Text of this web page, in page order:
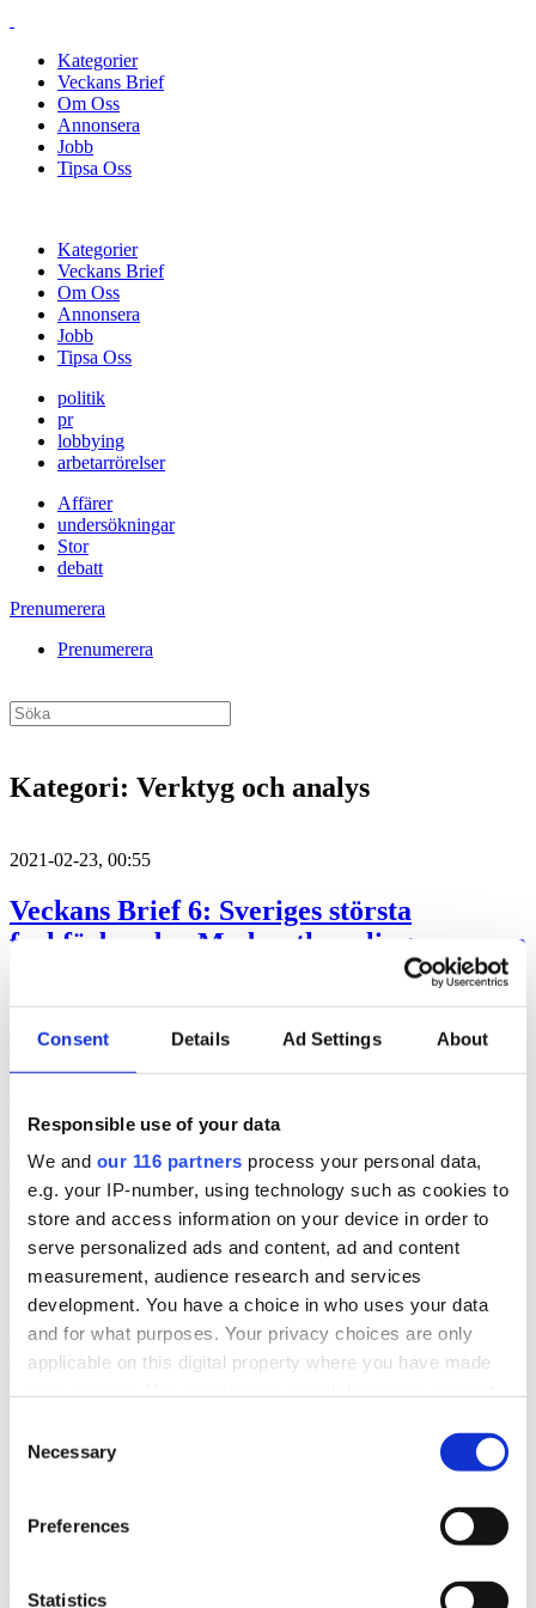
Consent Details Ad Settings About
Responsible use of your data
We and our 116 partners process your personal data,
e.g. your IP-number, using technology such as cookies to
store and access information on your device in order to
serve personalized ads and content, ad and content
measurement, audience research and services
development. You have a choice in who uses your data
and for what purposes. Your privacy choices are only
applicable on this digital property where you have made
the Privacy trigger icon.
Find out more about how your personal data is processed
and set your preferences in the
We use cookies to personalise content and ads, to
Selection
Necessary
Preferences
Statistics
Kategorier
Veckans Brief
Om Oss
Annonsera
Jobb
Tipsa Oss
Kategorier
Veckans Brief
Om Oss
Annonsera
Jobb
Tipsa Oss
politik
pr
lobbying
arbetarrörelser
Affärer
undersökningar
Stor
debatt
Prenumerera
Prenumerera
Kategori: Verktyg och analys
2021-02-23, 00:55
Veckans Brief 6: Sveriges största
fackförbund – Moderatkopplingarna som
hur Lärarförbundets offensiva marknadsföring mot medlemmarna i
Lärarnas Riksförbund har blivit en het potatis inom Saco. Vi följer
Coops nya sälj och marknadschef. Veckans Briefs krispanel
analyserar AstraZenecas och krishantering och vi kartlägger Krys
kopplingar hos Moderaterna och vilka som är de största
fackförbunden. Och ett 15-tal ytterligare artiklar.
Verktyg och analys
Utvalda kategorier
AffärerAnnonsdebattprAlmedalen
2026-04-02, 12:45
2025-06-19, 11:39